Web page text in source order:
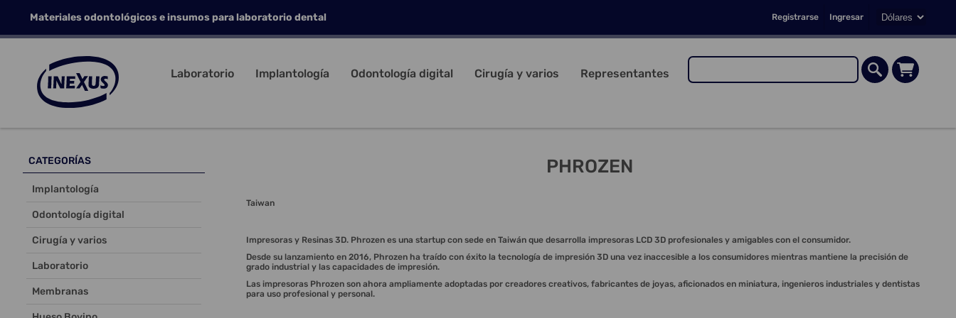
Registrarse Ingresar
Materiales odontológicos e insumos para laboratorio dental
Laboratorio Implantología Odontología digital Cirugía y varios Representantes
PHROZEN
Taiwan
Impresoras y Resinas 3D. Phrozen es una startup con sede en Taiwán que desarrolla impresoras LCD 3D profesionales y amigables con el consumidor.
Desde su lanzamiento en 2016, Phrozen ha traído con éxito la tecnología de impresión 3D una vez inaccesible a los consumidores mientras mantiene la precisión de
grado industrial y las capacidades de impresión.
Las impresoras Phrozen son ahora ampliamente adoptadas por creadores creativos, fabricantes de joyas, aficionados en miniatura, ingenieros industriales y dentistas
para uso profesional y personal.
CATEGORÍAS
Implantología
Odontología digital
Cirugía y varios
Laboratorio
Membranas